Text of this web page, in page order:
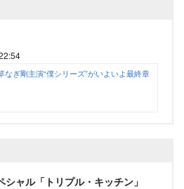
なぎ剛主演“僕シリーズ”がいよいよ最終章
ャル「トリプル・キッチン」